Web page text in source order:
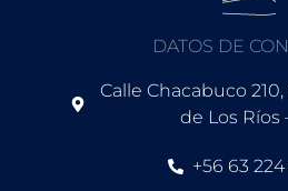
DATOS DE
Calle Chacabuco
de Los Ríos
+56 63